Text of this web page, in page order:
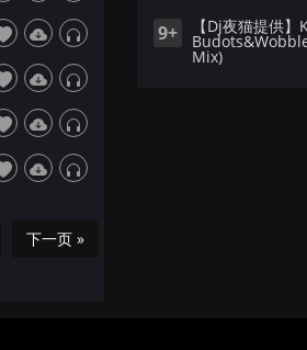
下一页 »
9+ 【Dj夜猫提供
Mix)